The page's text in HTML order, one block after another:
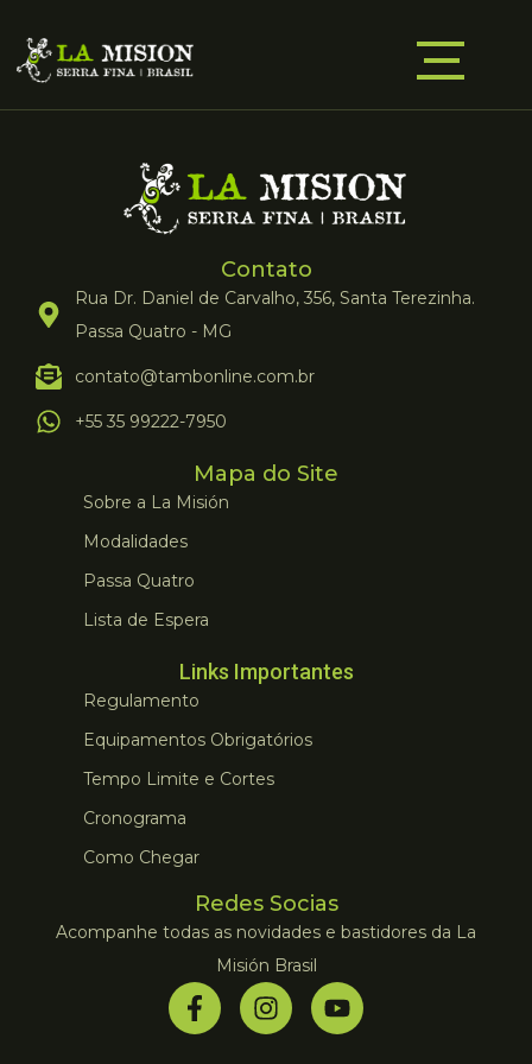
Contato
Rua Dr. Daniel de Carvalho, 356, Santa Terezinha.
Passa Quatro - MG
contato@tambonline.com.br
+55 35 99222-7950
Mapa do Site
Sobre a La Misión
Modalidades
Passa Quatro
Lista de Espera
Links Importantes
Regulamento
Equipamentos Obrigatórios
Tempo Limite e Cortes
Cronograma
Como Chegar
Redes Socias
Acompanhe todas as novidades e bastidores da La
Misión Brasil